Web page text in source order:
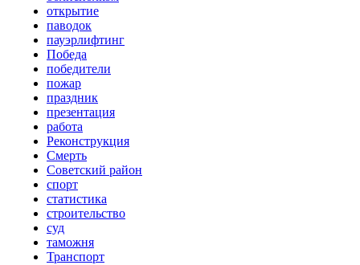
открытие
паводок
пауэрлифтинг
Победа
победители
пожар
праздник
презентация
работа
Реконструкция
Смерть
Советский район
спорт
статистика
строительство
суд
таможня
Транспорт